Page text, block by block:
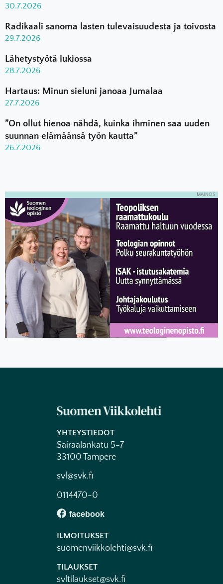
30.7.2026
Radikaali sanoma lasten tulevaisuudesta ja toivosta
29.7.2026
Lähetystyötä lukiossa
28.7.2026
Hartaus: Minun sieluni janoaa Jumalaa
27.7.2026
”On ollut hienoa nähdä, kuinka ihminen saa uuden
suunnan elämäänsä työn kautta”
26.7.2026
MAINOS
YHTEYSTIEDOT
Sairaalankatu 5-7
33100 Tampere
svl@svk.fi
0114470-0
ILMOITUKSET
suomenviikkolehti@svk.fi
TILAUKSET
svltilaukset@svk.fi